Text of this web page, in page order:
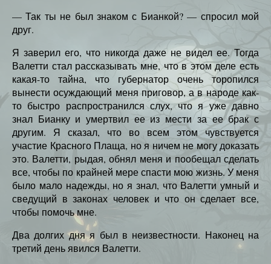
— Так ты не был знаком с Бианкой? — спросил мой
друг.
Я заверил его, что никогда даже не видел ее. Тогда
Валетти стал рассказывать мне, что в этом деле есть
какая-то тайна, что губернатор очень торопился
вынести осуждающий меня приговор, а в народе как-
то быстро распространился слух, что я уже давно
знал Бианку и умертвил ее из мести за ее брак с
другим. Я сказал, что во всем этом чувствуется
участие Красного Плаща, но я ничем не могу доказать
это. Валетти, рыдая, обнял меня и пообещал сделать
все, чтобы по крайней мере спасти мою жизнь. У меня
было мало надежды, но я знал, что Валетти умный и
сведущий в законах человек и что он сделает все,
чтобы помочь мне.
Два долгих дня я был в неизвестности. Наконец на
третий день явился Валетти.